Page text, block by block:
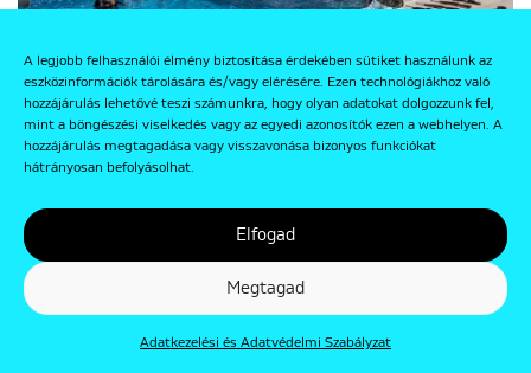
A legjobb felhasználói élmény biztosítása érdekében sütiket használunk az
eszközinformációk tárolására és/vagy elérésére. Ezen technológiákhoz való
hozzájárulás lehetővé teszi számunkra, hogy olyan adatokat dolgozzunk fel,
mint a böngészési viselkedés vagy az egyedi azonosítók ezen a webhelyen. A
hozzájárulás megtagadása vagy visszavonása bizonyos funkciókat
hátrányosan befolyásolhat.
Elfogad
Megtagad
Adatkezelési és Adatvédelmi Szabályzat
15 21
Schrieverben lévő háza kertjében.(National Geographic számára)